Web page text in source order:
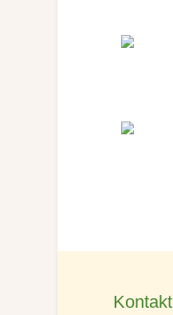
Kontakt